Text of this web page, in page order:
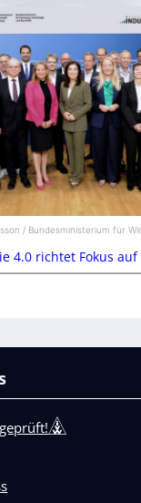
/ Bundesministerium für
4.0 richtet Fokus